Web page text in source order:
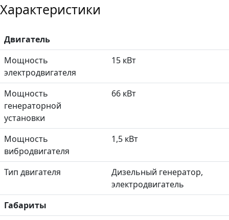
Характеристики
Двигатель
Мощность
электродвигателя
15 кВт
Мощность
генераторной
установки
66 кВт
Мощность
вибродвигателя
1,5 кВт
Тип двигателя
Дизельный генератор,
электродвигатель
Габариты